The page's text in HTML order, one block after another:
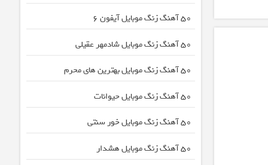
50 آهنگ زنگ موبایل آیفون 6
50 آهنگ زنگ موبایل شادمهر عقیلی
50 آهنگ زنگ موبایل بهترین های محرم
50 آهنگ زنگ موبایل حیوانات
50 آهنگ زنگ موبایل خور سنتی
50 آهنگ زنگ موبایل هشدار